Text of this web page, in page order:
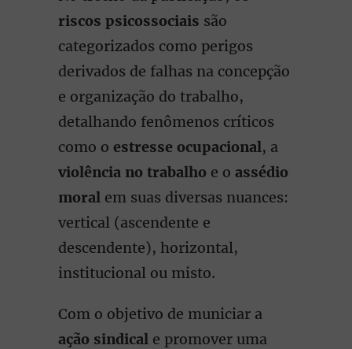
riscos psicossociais são
categorizados como perigos
derivados de falhas na concepção
e organização do trabalho,
detalhando fenômenos críticos
como o estresse ocupacional, a
violência no trabalho e o assédio
moral em suas diversas nuances:
vertical (ascendente e
descendente), horizontal,
institucional ou misto.
Com o objetivo de municiar a
ação sindical e promover uma